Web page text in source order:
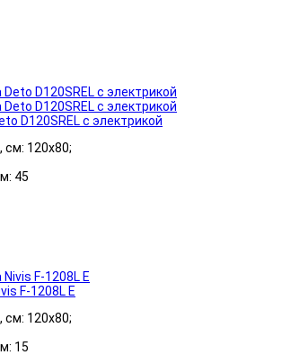
D120SREL с электрикой
см: 120x80;
45
F-1208L E
см: 120x80;
15